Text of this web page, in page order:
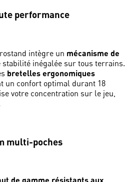
performance
intègre un mécanisme de
stabilité inégalée sur tous terrains.
bretelles ergonomiques
un confort optimal durant 18
votre concentration sur le jeu,
multi-poches
de gamme résistants aux